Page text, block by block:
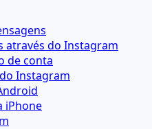
através do Instagram
de conta
Instagram
iPhone